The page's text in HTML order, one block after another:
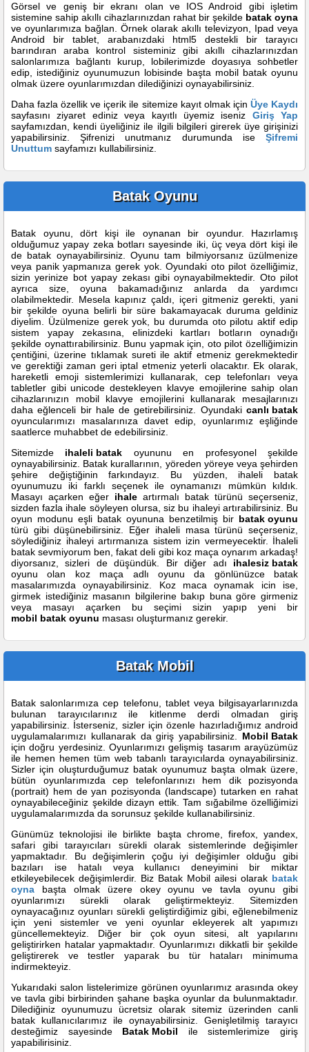
Görsel ve geniş bir ekranı olan ve IOS Android gibi işletim
sistemine sahip akıllı cihazlarınızdan rahat bir şekilde batak oyna
ve oyunlarımıza bağlan. Örnek olarak akıllı televizyon, Ipad veya
Android bir tablet, arabanızdaki html5 destekli bir tarayıcı
barındıran araba kontrol sisteminiz gibi akıllı cihazlarınızdan
salonlarımıza bağlantı kurup, lobilerimizde doyasıya sohbetler
edip, istediğiniz oyunumuzun lobisinde başta mobil batak oyunu
olmak üzere oyunlarımızdan dilediğinizi oynayabilirsiniz.
Daha fazla özellik ve içerik ile sitemize kayıt olmak için Üye Kaydı
sayfasını ziyaret ediniz veya kayıtlı üyemiz iseniz Giriş Yap
sayfamızdan, kendi üyeliğiniz ile ilgili bilgileri girerek üye girişinizi
yapabilirsiniz. Şifrenizi unutmanız durumunda ise Şifremi
Unuttum sayfamızı kullabilirsiniz.
Batak Oyunu
Batak oyunu, dört kişi ile oynanan bir oyundur. Hazırlamış
olduğumuz yapay zeka botları sayesinde iki, üç veya dört kişi ile
de batak oynayabilirsiniz. Oyunu tam bilmiyorsanız üzülmenize
veya panik yapmanıza gerek yok. Oyundaki oto pilot özelliğimiz,
sizin yerinize bot yapay zekası gibi oynayabilmektedir. Oto pilot
ayrıca size, oyuna bakamadığınız anlarda da yardımcı
olabilmektedir. Mesela kapınız çaldı, içeri gitmeniz gerekti, yani
bir şekilde oyuna belirli bir süre bakamayacak duruma geldiniz
diyelim. Üzülmenize gerek yok, bu durumda oto pilotu aktif edip
sistem yapay zekasına, elinizdeki kartları botların oynadığı
şekilde oynattırabilirsiniz. Bunu yapmak için, oto pilot özelliğimizin
çentiğini, üzerine tıklamak sureti ile aktif etmeniz gerekmektedir
ve gerektiği zaman geri iptal etmeniz yeterli olacaktır. Ek olarak,
hareketli emoji sistemlerimizi kullanarak, cep telefonları veya
tabletler gibi unicode destekleyen klavye emojilerine sahip olan
cihazlarınızın mobil klavye emojilerini kullanarak mesajlarınızı
daha eğlenceli bir hale de getirebilirsiniz. Oyundaki canlı batak
oyuncularımızı masalarınıza davet edip, oyunlarımız eşliğinde
saatlerce muhabbet de edebilirsiniz.
Sitemizde ihaleli batak oyununu en profesyonel şekilde
oynayabilirsiniz. Batak kurallarının, yöreden yöreye veya şehirden
şehire değiştiğinin farkındayız. Bu yüzden, ihaleli batak
oyunumuzu iki farklı seçenek ile oynamanızı mümkün kıldık.
Masayı açarken eğer ihale artırmalı batak türünü seçerseniz,
sizden fazla ihale söyleyen olursa, siz bu ihaleyi artırabilirsiniz. Bu
oyun modunu eşli batak oyununa benzetilmiş bir batak oyunu
türü gibi düşünebilirsiniz. Eğer ihaleli masa türünü seçerseniz,
söylediğiniz ihaleyi artırmanıza sistem izin vermeyecektir. İhaleli
batak sevmiyorum ben, fakat deli gibi koz maça oynarım arkadaş!
diyorsanız, sizleri de düşündük. Bir diğer adı ihalesiz batak
oyunu olan koz maça adlı oyunu da gönlünüzce batak
masalarımızda oynayabilirsiniz. Koz maca oynamak icin ise,
girmek istediğiniz masanın bilgilerine bakıp buna göre girmeniz
veya masayı açarken bu seçimi sizin yapıp yeni bir
mobil batak oyunu masası oluşturmanız gerekir.
Batak Mobil
Batak salonlarımıza cep telefonu, tablet veya bilgisayarlarınızda
bulunan tarayıcılarınız ile kitlenme derdi olmadan giriş
yapabilirsiniz. İsterseniz, sizler için özenle hazırladığımız android
uygulamalarımızı kullanarak da giriş yapabilirsiniz. Mobil Batak
için doğru yerdesiniz. Oyunlarımızı gelişmiş tasarım arayüzümüz
ile hemen hemen tüm web tabanlı tarayıcılarda oynayabilirsiniz.
Sizler için oluşturduğumuz batak oyunumuz başta olmak üzere,
bütün oyunlarımızda cep telefonlarınızı hem dik pozisyonda
(portrait) hem de yan pozisyonda (landscape) tutarken en rahat
oynayabileceğiniz şekilde dizayn ettik. Tam sığabilme özelliğimizi
uygulamalarımızda da sorunsuz şekilde kullanabilirsiniz.
Günümüz teknolojisi ile birlikte başta chrome, firefox, yandex,
safari gibi tarayıcıları sürekli olarak sistemlerinde değişimler
yapmaktadır. Bu değişimlerin çoğu iyi değişimler olduğu gibi
bazıları ise hatalı veya kullanıcı deneyimini bir miktar
etkileyebilecek değişimlerdir. Biz Batak Mobil ailesi olarak batak
oyna başta olmak üzere okey oyunu ve tavla oyunu gibi
oyunlarımızı sürekli olarak geliştirmekteyiz. Sitemizden
oynayacağınız oyunları sürekli geliştirdiğimiz gibi, eğlenebilmeniz
için yeni sistemler ve yeni oyunlar ekleyerek alt yapımızı
güncellemekteyiz. Diğer bir çok oyun sitesi, alt yapılarını
geliştirirken hatalar yapmaktadır. Oyunlarımızı dikkatli bir şekilde
geliştirerek ve testler yaparak bu tür hataları minimuma
indirmekteyiz.
Yukarıdaki salon listelerimize görünen oyunlarımız arasında okey
ve tavla gibi birbirinden şahane başka oyunlar da bulunmaktadır.
Dilediğiniz oyunumuzu ücretsiz olarak sitemiz üzerinden canli
batak kullanıcılarımız ile oynayabilirsiniz. Genişletilmiş tarayıcı
desteğimiz sayesinde Batak Mobil ile sistemlerimize giriş
yapabilirisiniz.